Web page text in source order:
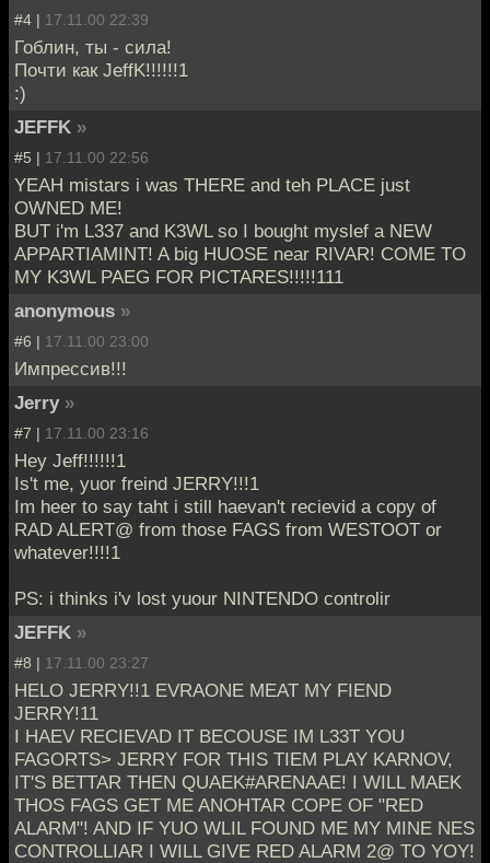
#4 | 17.11.00 22:39
Гоблин, ты - сила!
Почти как JeffK!!!!!!1
:)
JEFFK »
#5 | 17.11.00 22:56
YEAH mistars i was THERE and teh PLACE just
OWNED ME!
BUT i'm L337 and K3WL so I bought myslef a NEW
APPARTIAMINT! A big HUOSE near RIVAR! COME TO
MY K3WL PAEG FOR PICTARES!!!!!111
anonymous »
#6 | 17.11.00 23:00
Импрессив!!!
Jerry »
#7 | 17.11.00 23:16
Hey Jeff!!!!!!1
Is't me, yuor freind JERRY!!!1
Im heer to say taht i still haevan't recievid a copy of
RAD ALERT@ from those FAGS from WESTOOT or
whatever!!!!1
PS: i thinks i'v lost yuour NINTENDO controlir
JEFFK »
#8 | 17.11.00 23:27
HELO JERRY!!1 EVRAONE MEAT MY FIEND
JERRY!11
I HAEV RECIEVAD IT BECOUSE IM L33T YOU
FAGORTS> JERRY FOR THIS TIEM PLAY KARNOV,
IT'S BETTAR THEN QUAEK#ARENAAE! I WILL MAEK
THOS FAGS GET ME ANOHTAR COPE OF "RED
ALARM"! AND IF YUO WLIL FOUND ME MY MINE NES
CONTROLLIAR I WILL GIVE RED ALARM 2@ TO YOY!